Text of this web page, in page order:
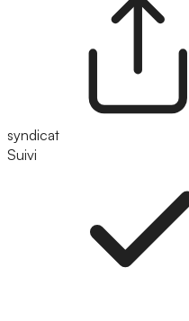
syndicat
Suivi